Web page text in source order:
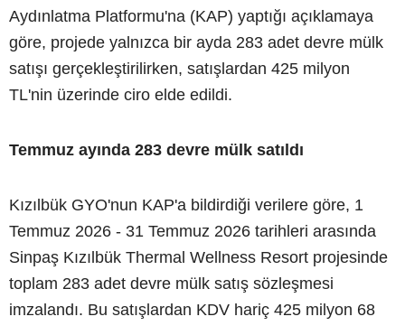
Aydınlatma Platformu'na (KAP) yaptığı açıklamaya
göre, projede yalnızca bir ayda 283 adet devre mülk
satışı gerçekleştirilirken, satışlardan 425 milyon
TL'nin üzerinde ciro elde edildi.
Temmuz ayında 283 devre mülk satıldı
Kızılbük GYO'nun KAP'a bildirdiği verilere göre, 1
Temmuz 2026 - 31 Temmuz 2026 tarihleri arasında
Sinpaş Kızılbük Thermal Wellness Resort projesinde
toplam 283 adet devre mülk satış sözleşmesi
imzalandı. Bu satışlardan KDV hariç 425 milyon 68